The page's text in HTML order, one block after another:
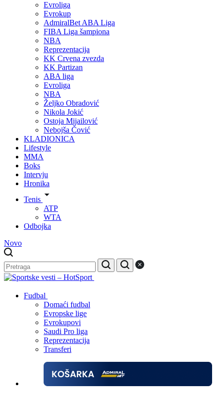
Evroliga
Evrokup
AdmiralBet ABA Liga
FIBA Liga šampiona
NBA
Reprezentacija
KK Crvena zvezda
KK Partizan
ABA liga
Evroliga
NBA
Željko Obradović
Nikola Jokić
Ostoja Mijailović
Nebojša Čović
KLADIONICA
Lifestyle
MMA
Boks
Intervju
Hronika
Tenis
ATP
WTA
Odbojka
Novo
Fudbal
Domaći fudbal
Evropske lige
Evrokupovi
Saudi Pro liga
Reprezentacija
Transferi